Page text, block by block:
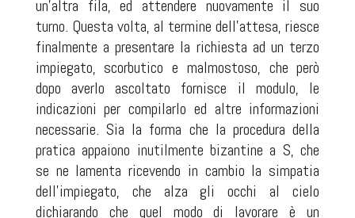
un'altra fila, ed attendere nuovamente il suo
turno. Questa volta, al termine dell'attesa, riesce
finalmente a presentare la richiesta ad un terzo
impiegato, scorbutico e malmostoso, che però
dopo averlo ascoltato fornisce il modulo, le
indicazioni per compilarlo ed altre informazioni
necessarie. Sia la forma che la procedura della
pratica appaiono inutilmente bizantine a S, che
se ne lamenta ricevendo in cambio la simpatia
dell'impiegato, che alza gli occhi al cielo
dichiarando che quel modo di lavorare è un